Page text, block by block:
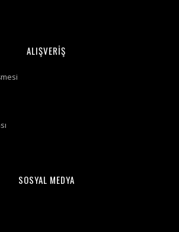
ALIŞVERİŞ
SOSYAL MEDYA